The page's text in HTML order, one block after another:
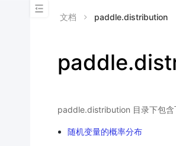
文档 paddle.distribution
paddle.distribution 目录下包含
随机变量的概率分布